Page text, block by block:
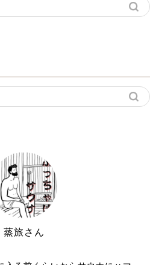
蒸旅さん